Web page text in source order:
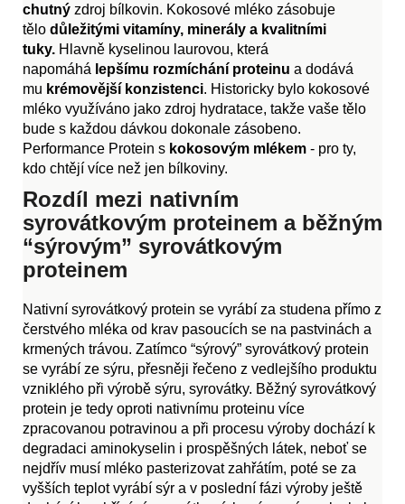
chutný zdroj bílkovin. Kokosové mléko zásobuje
tělo důležitými vitamíny, minerály a kvalitními
tuky. Hlavně kyselinou laurovou, která
napomáhá lepšímu rozmíchání proteinu a dodává
mu krémovější konzistenci. Historicky bylo kokosové
mléko využíváno jako zdroj hydratace, takže vaše tělo
bude s každou dávkou dokonale zásobeno.
Performance Protein s kokosovým mlékem - pro ty,
kdo chtějí více než jen bílkoviny.
Rozdíl mezi nativním
syrovátkovým proteinem a běžným
“sýrovým” syrovátkovým
proteinem
Nativní syrovátkový protein se vyrábí za studena přímo z
čerstvého mléka od krav pasoucích se na pastvinách a
krmených trávou. Zatímco “sýrový” syrovátkový protein
se vyrábí ze sýru, přesněji řečeno z vedlejšího produktu
vzniklého při výrobě sýru, syrovátky. Běžný syrovátkový
protein je tedy oproti nativnímu proteinu více
zpracovanou potravinou a při procesu výroby dochází k
degradaci aminokyselin i prospěšných látek, neboť se
nejdřív musí mléko pasterizovat zahřátím, poté se za
vyšších teplot vyrábí sýr a v poslední fázi výroby ještě